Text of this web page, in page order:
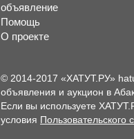
объявление
Помощь
О проекте
© 2014-2017 «ХАТУТ.РУ»
объявления и аукцион в
Если вы используете
условия Пользовательского